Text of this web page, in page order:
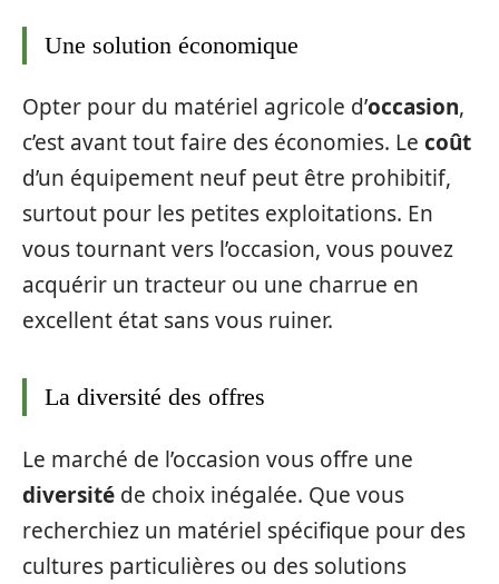
Une solution économique
Opter pour du matériel agricole d’occasion,
c’est avant tout faire des économies. Le coût
d’un équipement neuf peut être prohibitif,
surtout pour les petites exploitations. En
vous tournant vers l’occasion, vous pouvez
acquérir un tracteur ou une charrue en
excellent état sans vous ruiner.
La diversité des offres
Le marché de l’occasion vous offre une
diversité de choix inégalée. Que vous
recherchiez un matériel spécifique pour des
cultures particulières ou des solutions